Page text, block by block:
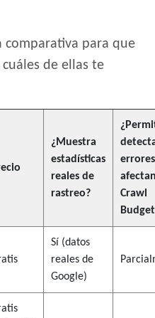
comparativa para que
de ellas te
¿Muestra
estadísticas
reales de
rastreo?
Crawl
Sí (datos
reales de
Google)